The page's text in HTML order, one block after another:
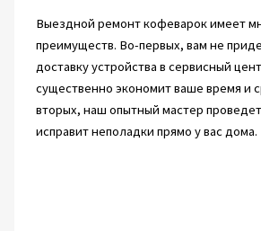
Выездной ремонт кофеварок имеет
преимуществ. Во-первых, вам не
доставку устройства в сервисный
существенно экономит ваше время и
вторых, наш опытный мастер
исправит неполадки прямо у вас дома.